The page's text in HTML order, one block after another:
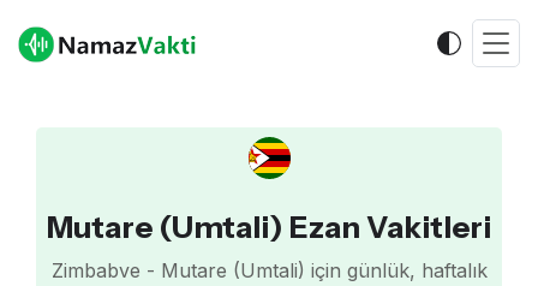
Mutare (Umtali) Ezan Vakitleri
Zimbabve - Mutare (Umtali) için günlük, haftalık